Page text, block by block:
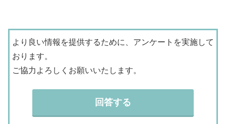
より良い情報を提供するために、アンケートを実施して
おります。
ご協力よろしくお願いいたします。
回答する